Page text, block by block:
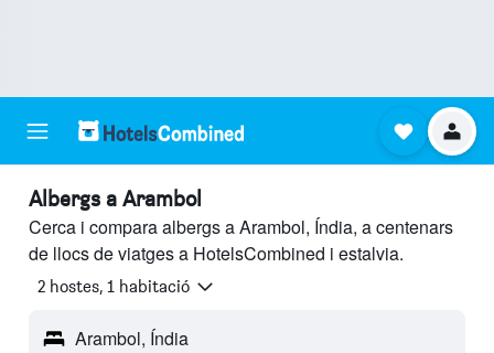
Albergs a Arambol
Cerca i compara albergs a Arambol, Índia, a centenars
de llocs de viatges a HotelsCombined i estalvia.
2 hostes, 1 habitació
Arambol, Índia